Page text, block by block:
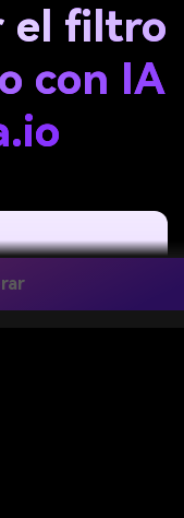
el filtro
con IA